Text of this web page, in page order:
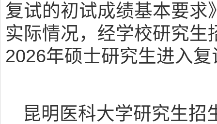
复试的初试成绩基本要
实际情况，经学校研究生
2026年硕士研究生进入
昆明医科大学研究生招